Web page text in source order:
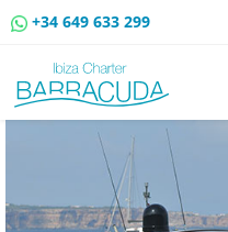
+34 649 633 299